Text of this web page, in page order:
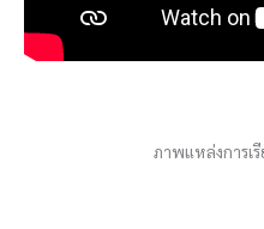
ภาพแหล่งการเรี